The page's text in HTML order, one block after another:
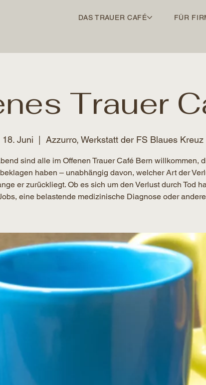
DAS TRAUER CAFÉ FÜR
Trauer
18. Juni Azzurro, Werkstatt der FS Blaues Kreuz
sind alle im Offenen Trauer Café Bern willkommen,
haben – unabhängig davon, welcher Art der
er zurückliegt. Ob es sich um den Verlust durch Tod
eine belastende medizinische Diagnose oder